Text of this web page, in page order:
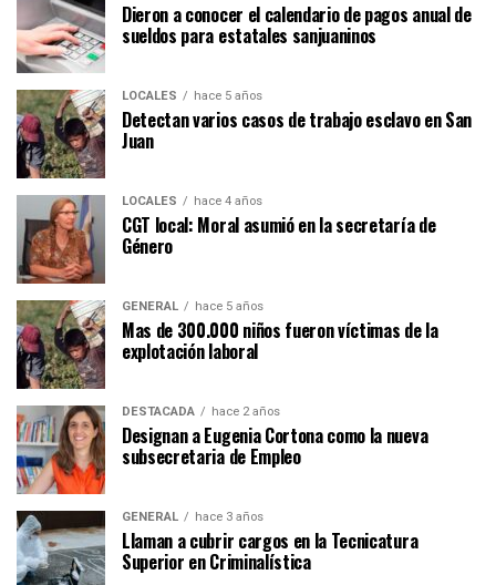
Dieron a conocer el calendario de pagos anual de
sueldos para estatales sanjuaninos
LOCALES hace 5 años
Detectan varios casos de trabajo esclavo en San
Juan
LOCALES hace 4 años
CGT local: Moral asumió en la secretaría de
Género
GENERAL hace 5 años
Mas de 300.000 niños fueron víctimas de la
explotación laboral
DESTACADA hace 2 años
Designan a Eugenia Cortona como la nueva
subsecretaria de Empleo
GENERAL hace 3 años
Llaman a cubrir cargos en la Tecnicatura
Superior en Criminalística